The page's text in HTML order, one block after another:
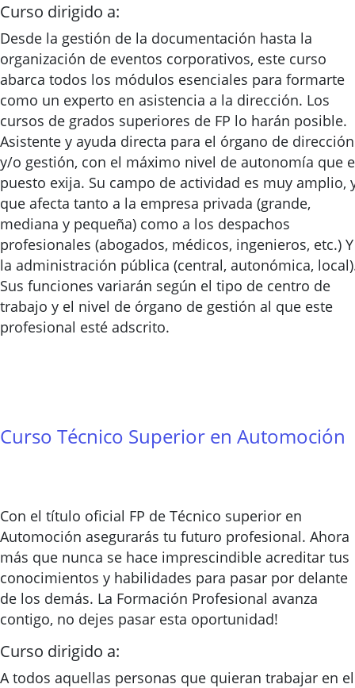
Curso dirigido a:
Desde la gestión de la documentación hasta la
organización de eventos corporativos, este curso
abarca todos los módulos esenciales para formarte
como un experto en asistencia a la dirección. Los
cursos de grados superiores de FP lo harán posible.
Asistente y ayuda directa para el órgano de dirección
y/o gestión, con el máximo nivel de autonomía que
puesto exija. Su campo de actividad es muy amplio,
que afecta tanto a la empresa privada (grande,
mediana y pequeña) como a los despachos
profesionales (abogados, médicos, ingenieros, etc.)
la administración pública (central, autonómica,
Sus funciones variarán según el tipo de centro de
trabajo y el nivel de órgano de gestión al que este
profesional esté adscrito.
Curso Técnico Superior en Automoción
Con el título oficial FP de Técnico superior en
Automoción asegurarás tu futuro profesional. Ahora
más que nunca se hace imprescindible acreditar tus
conocimientos y habilidades para pasar por delante
de los demás. La Formación Profesional avanza
contigo, no dejes pasar esta oportunidad!
Curso dirigido a:
A todos aquellas personas que quieran trabajar en el